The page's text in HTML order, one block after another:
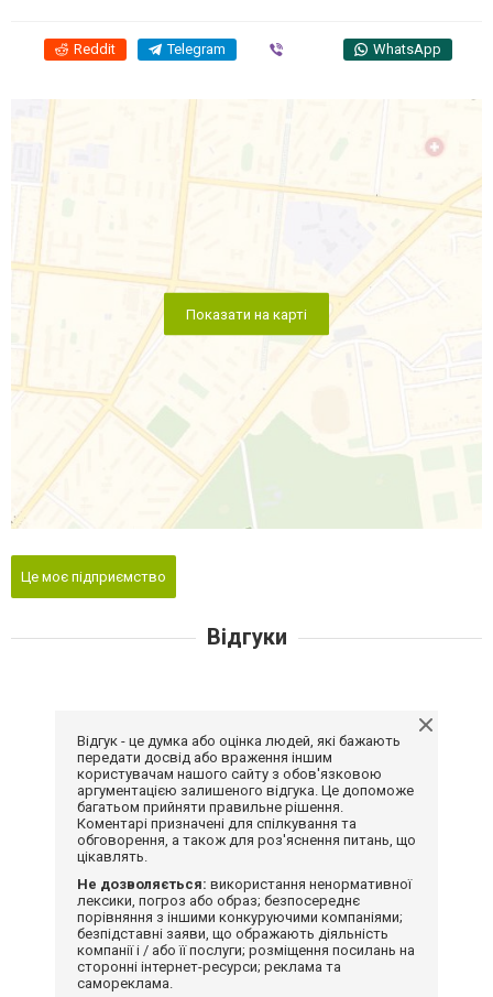
Reddit Telegram WhatsApp
Показати на карті
Це моє підприємство
Відгуки
Відгук - це думка або оцінка людей, які бажають
передати досвід або враження іншим
користувачам нашого сайту з обов'язковою
аргументацією залишеного відгука. Це допоможе
багатьом прийняти правильне рішення.
Коментарі призначені для спілкування та
обговорення, а також для роз'яснення питань, що
цікавлять.
Не дозволяється: використання ненормативної
лексики, погроз або образ; безпосереднє
порівняння з іншими конкуруючими компаніями;
безпідставні заяви, що ображають діяльність
компанії і / або її послуги; розміщення посилань на
сторонні інтернет-ресурси; реклама та
самореклама.